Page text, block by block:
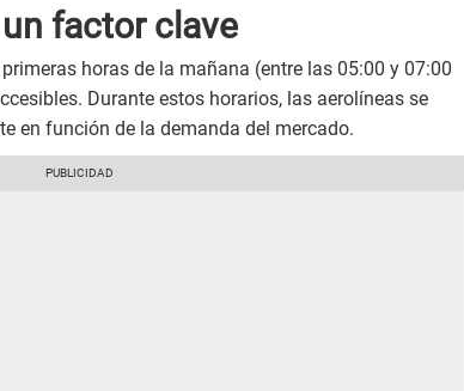
factor clave
horas de la mañana (entre las 05:00 y 07:00
Durante estos horarios, las aerolíneas se
en función de la demanda del mercado.